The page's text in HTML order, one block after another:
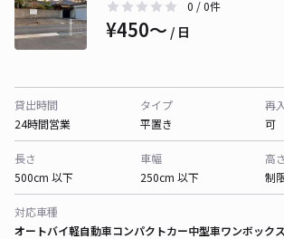
0 / 0件
¥450〜 / 日
貸出時間
24時間営業
タイプ
平置き
再
可
長さ
500cm 以下
車幅
250cm 以下
高さ
制
対応車種
オートバイ軽自動車コンパクトカー中型車ワンボックス